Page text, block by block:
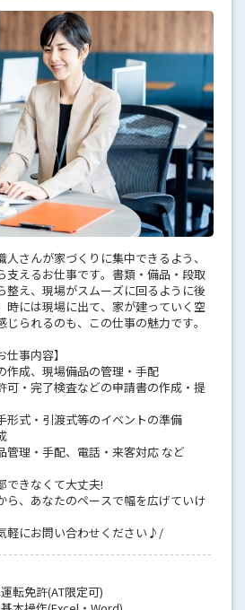
人さんが家づくりに集中できるよう、
支えるお仕事です。書類・備品・段取
整え、現場がスムーズに回るように後
時には現場に出て、家が建っていく空
じられるのも、この仕事の魅力です。
仕事内容】
作成、現場備品の管理・手配
可・完了検査などの申請書の作成・提
形式・引渡式等のイベントの準備
管理・手配、電話・来客対応 など
できなくて大丈夫!
ら、あなたのペースで幅を広げていけ
軽にお問い合わせください♪/
転免許(AT限定可)